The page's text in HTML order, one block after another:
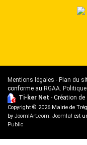
Mentions légales - Plan du
conforme au RGAA
Ti-ker Net - Création
Copyright © 2026 Mairie de
by JoomlArt.com Joomla! est
Public